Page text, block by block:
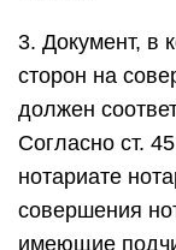
3. Документ, в
сторон на
должен
Согласно ст.
нотариате
совершения
имеющие